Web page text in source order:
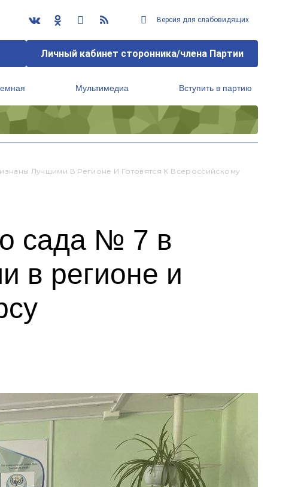
Версия для слабовидящих
Личный кабинет сторонника/члена Партии
Мультимедиа Вступить в партию
Лучшими В Регионе И Готовятся К Всероссийскому
сада № 7 в
в регионе и